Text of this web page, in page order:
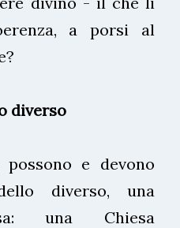
a porsi al
diverso
e devono
diverso, una
una Chiesa